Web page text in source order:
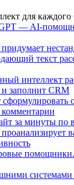
для каждого
— AI-
текст
интеллект
и заполнит CRM
комментарии
за минуты
помощники.
системами